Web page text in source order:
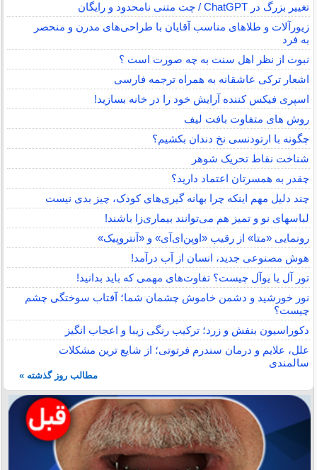
تغییر بزرگ در ChatGPT / چت متنی نامحدود و رایگان
زیورآلات و طلاهای مناسب آقایان با طراحی‌های مدرن و منحصر
به فرد
نبوت از نظر اهل سنت به چه صورت است ؟
اشعار ترکی عاشقانه به همراه ترجمه فارسی
اسپری فیکس کننده آرایش خود را در خانه بسازید!
روش های متفاوت بافت لیف
چگونه با ارتودنسی نخ دندان بکشیم؟
شناخت نقاط تحریک شوهر
چقدر به همسرتان اعتماد دارید؟
چند دلیل مهم اینکه چرا بهانه گیری‌های کودک، چیز بدی نیست
لباس‎های نو و تمیز هم می‌توانند بیماری‌زا باشند!
رونمایی «متا» از رقیب «اوپن‌ای‌آی» و «آنتروپیک»
هوش مصنوعی جدید، انسان از آب درآمد!
تور آل یا یوآل چیست؟ تفاوت‌های مهمی که باید بدانید!
نور خورشید و دشمن خاموش چشمان شما؛ آفتاب سوختگی چشم
چیست؟
دکوراسیون بنفش و زرد؛ ترکیب رنگی زیبا و اعجاب انگیز
علل، علایم و درمان سندرم فرتوتی؛ از شایع ترین مشکلات
سالمندی
مطالب روز گذشته »